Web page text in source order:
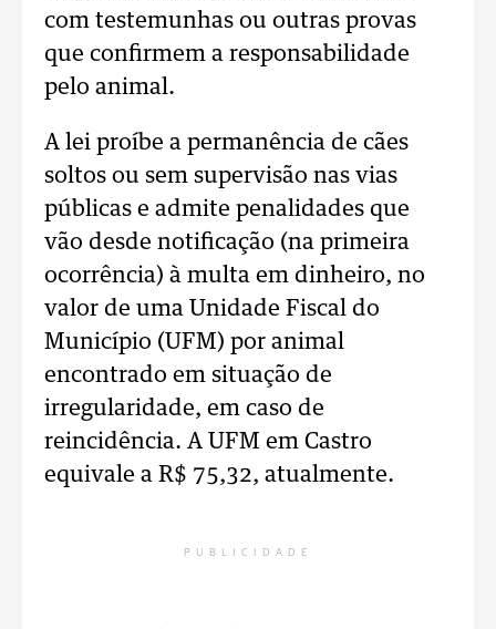
com testemunhas ou outras provas
que confirmem a responsabilidade
pelo animal.
A lei proíbe a permanência de cães
soltos ou sem supervisão nas vias
públicas e admite penalidades que
vão desde notificação (na primeira
ocorrência) à multa em dinheiro, no
valor de uma Unidade Fiscal do
Município (UFM) por animal
encontrado em situação de
irregularidade, em caso de
reincidência. A UFM em Castro
equivale a R$ 75,32, atualmente.
PUBLICIDADE